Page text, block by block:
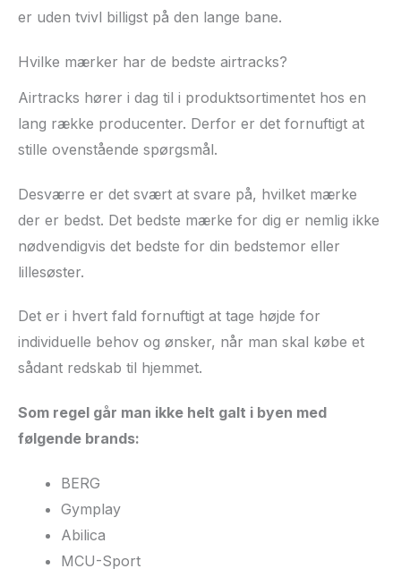
er uden tvivl billigst på den lange bane.
Hvilke mærker har de bedste airtracks?
Airtracks hører i dag til i produktsortimentet hos en
lang række producenter. Derfor er det fornuftigt at
stille ovenstående spørgsmål.
Desværre er det svært at svare på, hvilket mærke
der er bedst. Det bedste mærke for dig er nemlig ikke
nødvendigvis det bedste for din bedstemor eller
lillesøster.
Det er i hvert fald fornuftigt at tage højde for
individuelle behov og ønsker, når man skal købe et
sådant redskab til hjemmet.
Som regel går man ikke helt galt i byen med
følgende brands:
BERG
Gymplay
Abilica
MCU-Sport